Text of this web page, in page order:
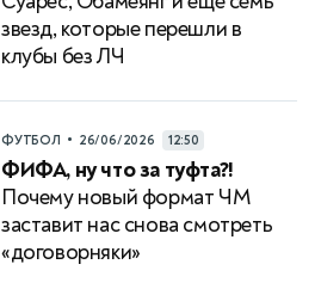
звезд, которые перешли в
клубы без ЛЧ
ФУТБОЛ • 26/06/2026 12:50
ФИФА, ну что за туфта?!
Почему новый формат ЧМ
заставит нас снова смотреть
«договорняки»